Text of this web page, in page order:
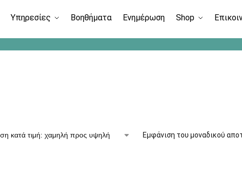
Υπηρεσίες Βοηθήματα Ενημέρωση Shop
Εμφάνιση του μοναδικού